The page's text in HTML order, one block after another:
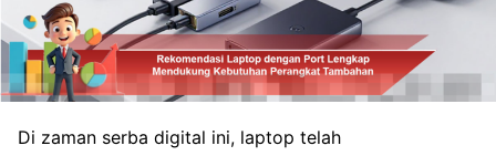
Di zaman serba digital ini, laptop telah